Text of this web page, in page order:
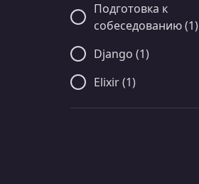
Подготовка к
собеседованию (1)
Django (1)
Elixir (1)